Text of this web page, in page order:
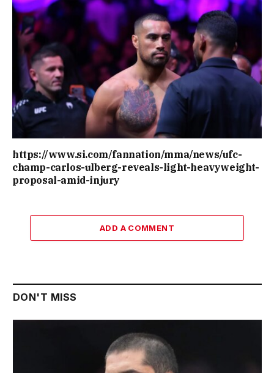
https://www.si.com/fannation/mma/news/ufc-
champ-carlos-ulberg-reveals-light-heavyweight-
proposal-amid-injury
ADD A COMMENT
DON'T MISS